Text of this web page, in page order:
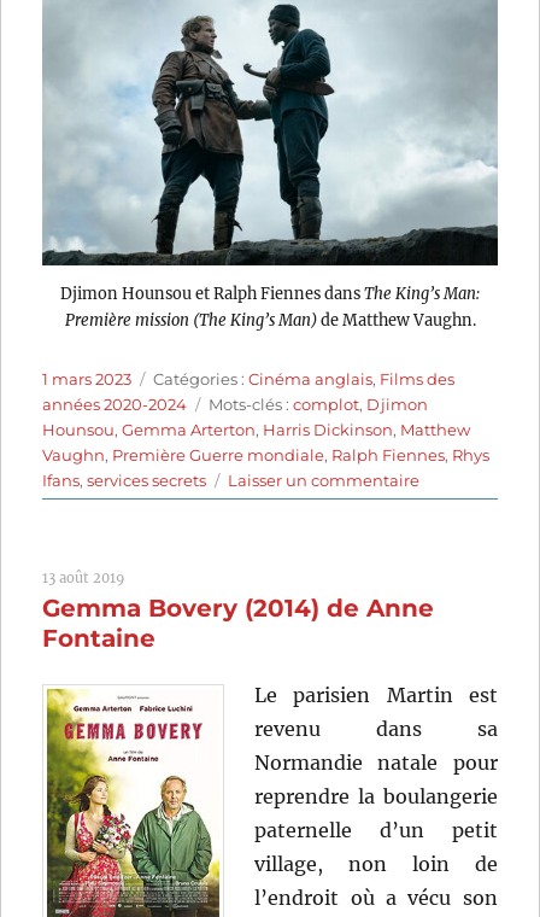
Djimon Hounsou et Ralph Fiennes dansThe King’s Man:
Première mission (The King’s Man)de Matthew Vaughn.
Publié
le
1 mars 2023 Catégories
Catégories :Cinéma anglais, Films des
années 2020-2024
Étiquettes
Mots-clés :complot, Djimon
Hounsou,Gemma Arterton, Harris Dickinson, Matthew
Vaughn, Première Guerre mondiale, Ralph Fiennes, Rhys
Ifans,services secrets Laisser un commentairesur
The
mission
Vaughn
13 août 2019
Gemma Bovery (2014) de Anne
Fontaine
Le parisien Martin est
revenu dans sa
Normandie natale pour
reprendre la boulangerie
paternelle d’un petit
village, non loin de
l’endroit où a vécu son